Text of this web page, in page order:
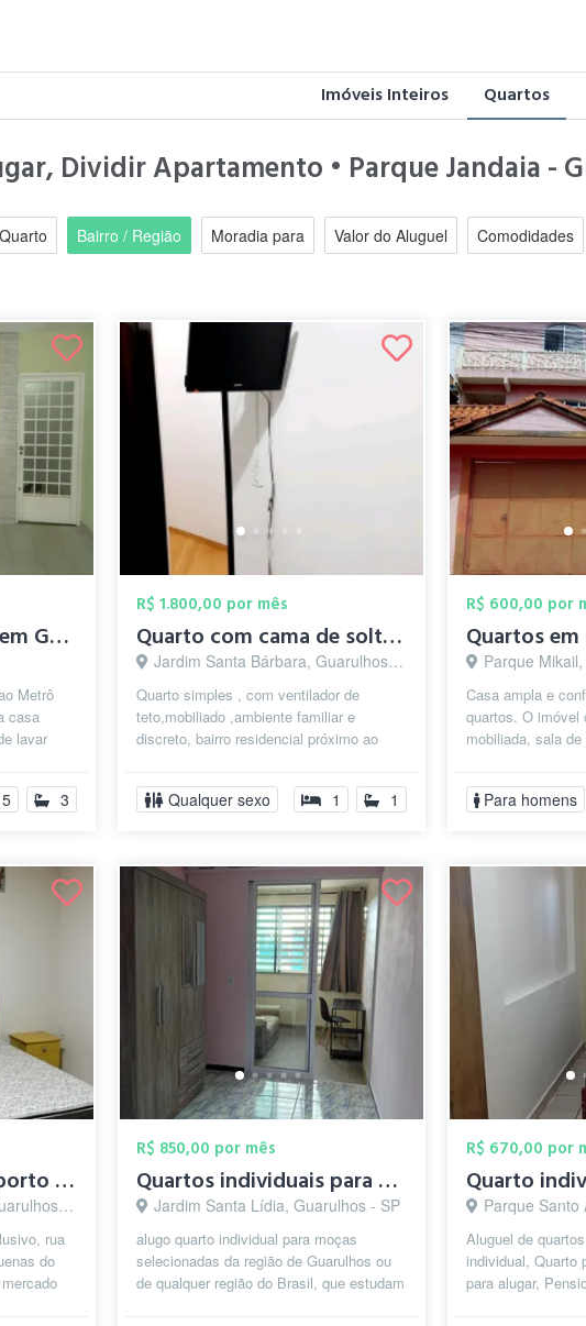
Imóveis Inteiros Quartos
Dividir Apartamento • Parque Jandaia -
Bairro / Região Moradia para Valor do Aluguel Comodidades
Republica Feminina em Guarulhos (Contine...
Metrô
casa
lavar
5 3
R$ 1.800,00 por mês
Quarto com cama de solteiro
Jardim Santa Bárbara, Guarulhos - SP
Quarto simples , com ventilador de
teto,mobiliado ,ambiente familiar e
discreto, bairro residencial próximo ao
Guarulh...
Qualquer sexo 1 1
R$ 600,00 por
Quartos
Parque
Casa ampla e
quartos. O imóvel
mobiliada, sala
Para homens
Apenas 10Min Aeroporto Trem/Metrô Sesc C...
- SP
rua
do
R$ 850,00 por mês
Quartos individuais para mulheres
Jardim Santa Lídia, Guarulhos - SP
alugo quarto individual para moças
selecionadas da região de Guarulhos ou
de qualquer região do Brasil, que estudam
R$ 670,00 por
Parque Santo
Aluguel de
individual, Quarto
para alugar,